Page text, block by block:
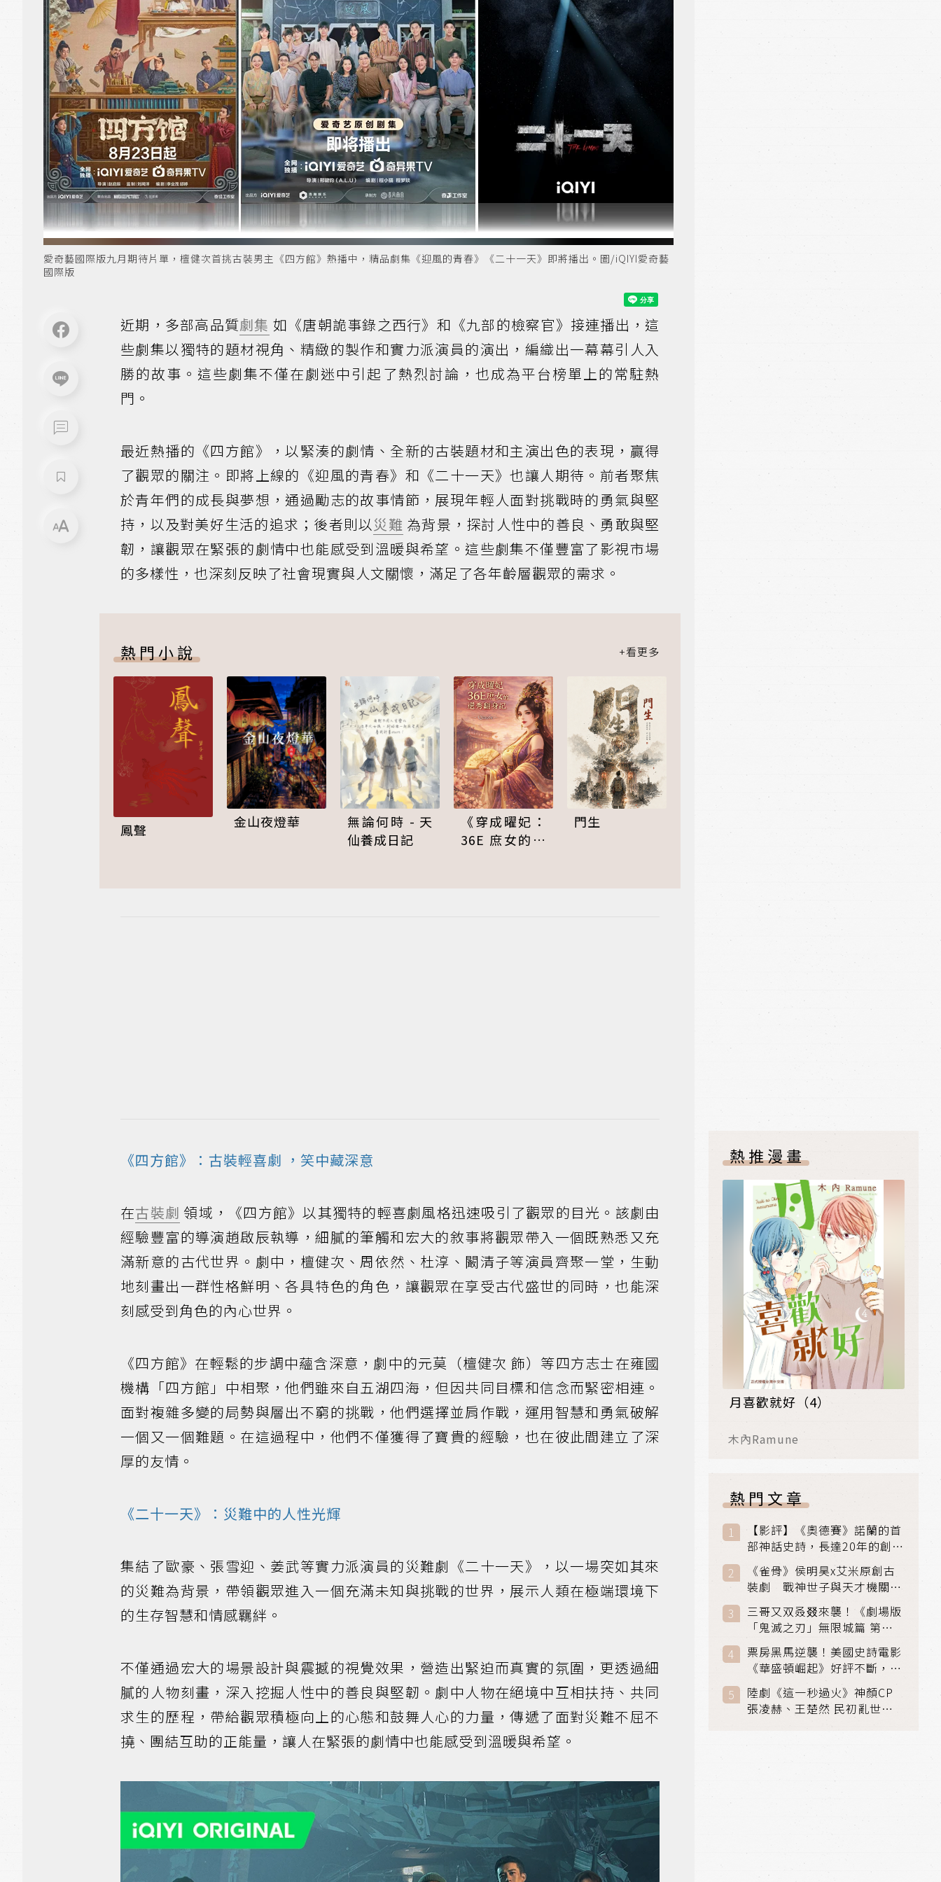
愛奇藝國際版九月期待片單，檀健次首挑古裝男主《四方館》熱播中，精品劇集《迎風的青春》《二十一天》即將播出。圖/iQIYI愛奇藝
國際版
近期，多部高品質劇集 如《唐朝詭事錄之西行》和《九部的檢察官》接連播出，這
些劇集以獨特的題材視角、精緻的製作和實力派演員的演出，編織出一幕幕引人入
勝的故事。這些劇集不僅在劇迷中引起了熱烈討論，也成為平台榜單上的常駐熱
門。
最近熱播的《四方館》，以緊湊的劇情、全新的古裝題材和主演出色的表現，贏得
了觀眾的關注。即將上線的《迎風的青春》和《二十一天》也讓人期待。前者聚焦
於青年們的成長與夢想，通過勵志的故事情節，展現年輕人面對挑戰時的勇氣與堅
持，以及對美好生活的追求；後者則以災難 為背景，探討人性中的善良、勇敢與堅
韌，讓觀眾在緊張的劇情中也能感受到溫暖與希望。這些劇集不僅豐富了影視市場
的多樣性，也深刻反映了社會現實與人文關懷，滿足了各年齡層觀眾的需求。
熱門小說
鳳聲 金山夜燈華
無論何時 - 天
仙養成日記
《穿成曜妃：
36E 庶女的選
門生
《四方館》：古裝輕喜劇 ，笑中藏深意
在古裝劇 領域，《四方館》以其獨特的輕喜劇風格迅速吸引了觀眾的目光。該劇由
經驗豐富的導演趙啟辰執導，細膩的筆觸和宏大的敘事將觀眾帶入一個既熟悉又充
滿新意的古代世界。劇中，檀健次、周依然、杜淳、闞清子等演員齊聚一堂，生動
地刻畫出一群性格鮮明、各具特色的角色，讓觀眾在享受古代盛世的同時，也能深
刻感受到角色的內心世界。
《四方館》在輕鬆的步調中蘊含深意，劇中的元莫（檀健次 飾）等四方志士在雍國
機構「四方館」中相聚，他們雖來自五湖四海，但因共同目標和信念而緊密相連。
面對複雜多變的局勢與層出不窮的挑戰，他們選擇並肩作戰，運用智慧和勇氣破解
一個又一個難題。在這過程中，他們不僅獲得了寶貴的經驗，也在彼此間建立了深
厚的友情。
《二十一天》：災難中的人性光輝
集結了歐豪、張雪迎、姜武等實力派演員的災難劇《二十一天》，以一場突如其來
的災難為背景，帶領觀眾進入一個充滿未知與挑戰的世界，展示人類在極端環境下
的生存智慧和情感羈絆。
不僅通過宏大的場景設計與震撼的視覺效果，營造出緊迫而真實的氛圍，更透過細
膩的人物刻畫，深入挖掘人性中的善良與堅韌。劇中人物在絕境中互相扶持、共同
求生的歷程，帶給觀眾積極向上的心態和鼓舞人心的力量，傳遞了面對災難不屈不
撓、團結互助的正能量，讓人在緊張的劇情中也能感受到溫暖與希望。
熱推漫畫
月喜歡就好（4）
木內Ramune
熱門文章
【影評】《奧德賽》諾蘭的首
部神話史詩，長達20年的創傷
與贖罪之旅
《雀骨》侯明昊x艾米原創古
裝劇 戰神世子與天才機關師
聯手攻克身世之謎
三哥又双叒叕來襲！《劇場版
「鬼滅之刃」無限城篇 第一
章》 七月首登串流平台
票房黑馬逆襲！美國史詩電影
《華盛頓崛起》好評不斷，輾
壓《玩具總動員5》、《超少
女》
陸劇《這一秒過火》神顏CP
張凌赫、王楚然 民初亂世、